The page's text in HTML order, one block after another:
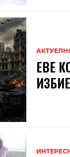
ЕВЕ